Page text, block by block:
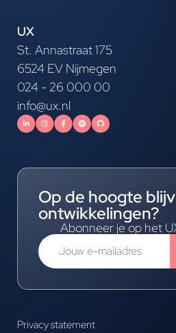
UX
St. Annastraat 175
6524 EV Nijmegen
024 - 26 000 00
info@ux.nl
Op de hoogte
ontwikkelingen?
Abonneer je op het
Privacy statement